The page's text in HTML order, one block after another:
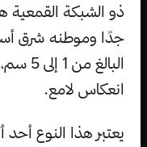
ذو الشبكة القمعية
جدًا وموطنه شرق
انعكاس لامع.
يعتبر هذا النوع أحد